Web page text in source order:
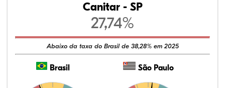
Canitar - SP
27,74%
Abaixo da taxa do Brasil de 38,28% em 2025
Brasil São Paulo